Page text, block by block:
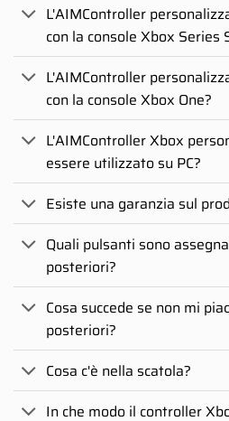
L'AIMController
con la console Xbox Series
L'AIMController
con la console Xbox One?
L'AIMController Xbox
essere utilizzato su PC?
Esiste una garanzia sul
Quali pulsanti sono
posteriori?
Cosa succede se non mi
posteriori?
Cosa c'è nella scatola?
In che modo il controller